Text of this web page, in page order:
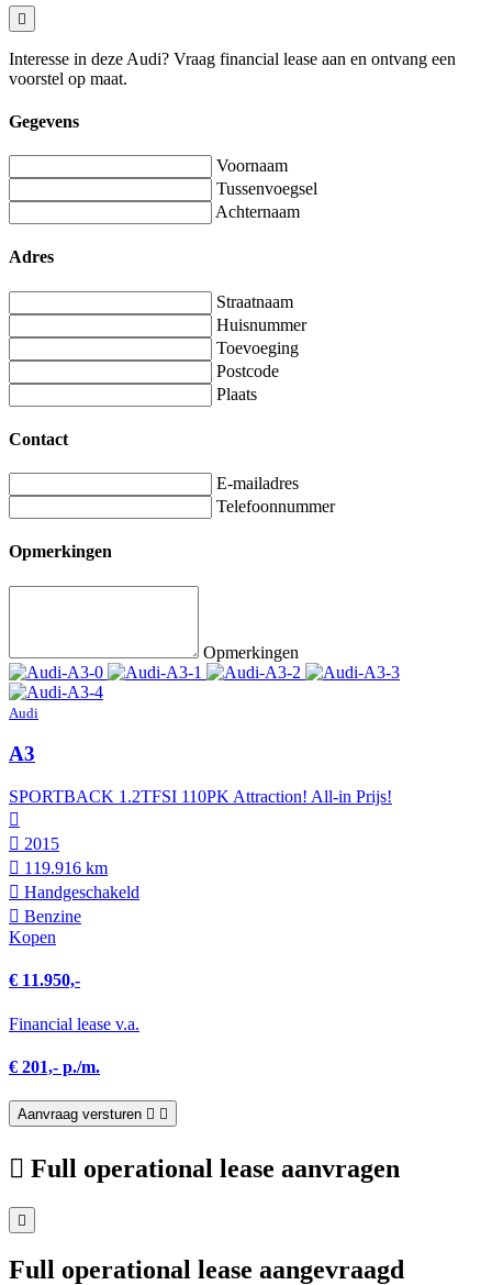
Interesse in deze Audi? Vraag financial lease aan en ontvang een
voorstel op maat.
Gegevens
Voornaam
Tussenvoegsel
Achternaam
Adres
Straatnaam
Huisnummer
Toevoeging
Postcode
Plaats
Contact
E-mailadres
Telefoonnummer
Opmerkingen
Opmerkingen
Audi
A3
SPORTBACK 1.2TFSI 110PK Attraction! All-in Prijs!
2015
119.916 km
Hand­geschakeld
Benzine
Kopen
€ 11.950,-
Financial lease v.a.
€ 201,- p./m.
Aanvraag versturen
Full operational lease aanvragen
Full operational lease aangevraagd